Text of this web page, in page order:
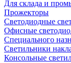
Для склада и
Прожекторы
Светодиодные
Офисные
Специального
Светильники
Консольные